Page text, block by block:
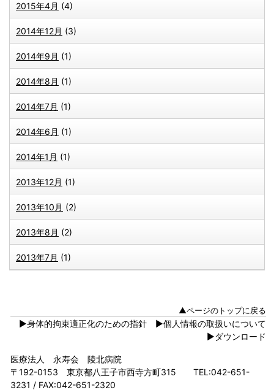
2015年4月 (4)
2014年12月 (3)
2014年9月 (1)
2014年8月 (1)
2014年7月 (1)
2014年6月 (1)
2014年1月 (1)
2013年12月 (1)
2013年10月 (2)
2013年8月 (2)
2013年7月 (1)
▲ページのトップに戻る
▶身体的拘束適正化のための指針
▶個人情報の取扱いについて
▶ダウンロード
医療法人 永寿会 陵北病院
〒192-0153 東京都八王子市西寺方町315 TEL:042-651-
3231 / FAX:042-651-2320